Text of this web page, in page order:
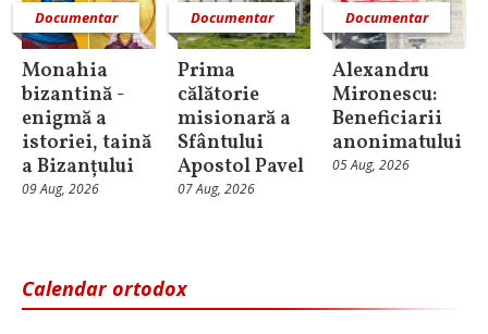
Documentar
Monahia
bizantină -
enigmă a
istoriei, taină
a Bizanțului
09 Aug, 2026
Documentar
Prima
călătorie
misionară a
Sfântului
Apostol Pavel
07 Aug, 2026
Documentar
Alexandru
Mironescu:
Beneficiarii
anonimatului
05 Aug, 2026
Calendar ortodox